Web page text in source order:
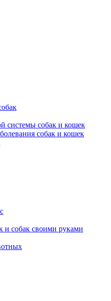
системы собак и кошек
собак и кошек
и собак своими руками